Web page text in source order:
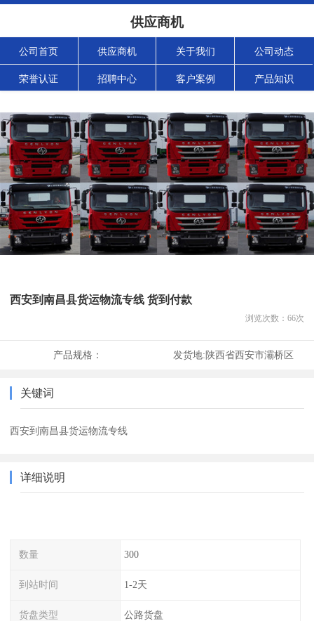
供应商机
公司首页 供应商机 关于我们 公司动态
荣誉认证 招聘中心 客户案例 产品知识
西安到南昌县货运物流专线 货到付款
浏览次数： 66次
产品规格： 发货地:陕西省西安市灞桥区
关键词
西安到南昌县货运物流专线
详细说明
数量 300
到站时间 1-2天
货盘类型 公路货盘